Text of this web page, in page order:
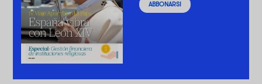
ABBONARSI